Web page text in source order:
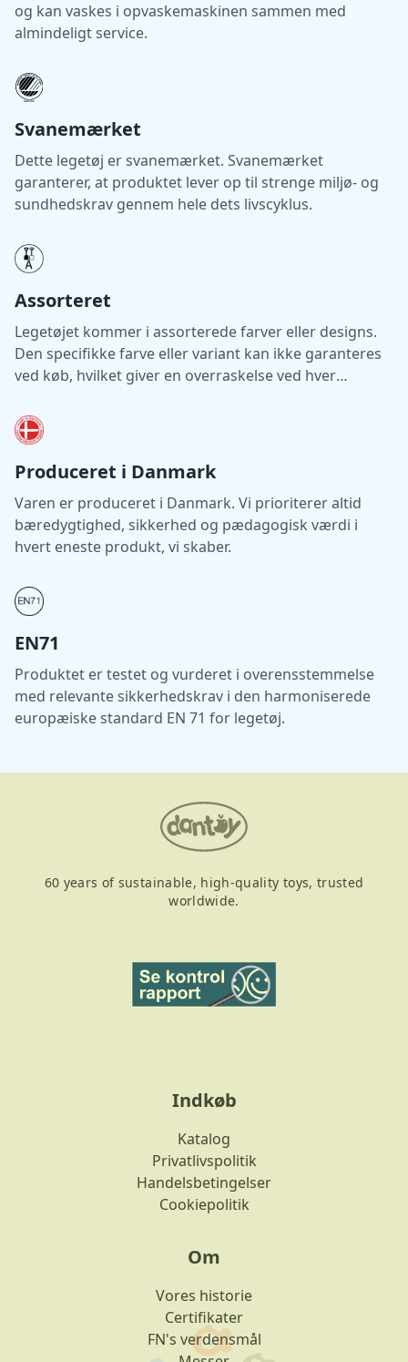
og kan vaskes i opvaskemaskinen sammen med
almindeligt service.
Svanemærket
Dette legetøj er svanemærket. Svanemærket
garanterer, at produktet lever op til strenge miljø- og
sundhedskrav gennem hele dets livscyklus.
Assorteret
Legetøjet kommer i assorterede farver eller designs.
Den specifikke farve eller variant kan ikke garanteres
ved køb, hvilket giver en overraskelse ved hver
Produceret i Danmark
Varen er produceret i Danmark. Vi prioriterer altid
bæredygtighed, sikkerhed og pædagogisk værdi i
hvert eneste produkt, vi skaber.
EN71
Produktet er testet og vurderet i overensstemmelse
med relevante sikkerhedskrav i den harmoniserede
europæiske standard EN 71 for legetøj.
60 years of sustainable, high-quality toys, trusted
worldwide.
Indkøb
Katalog
Privatlivspolitik
Handelsbetingelser
Cookiepolitik
Om
Vores historie
Certifikater
FN's verdensmål